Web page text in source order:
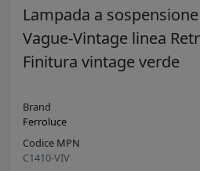
Lampada a
Vague-Vintage linea
Finitura vintage verde
Brand
Ferroluce
Codice MPN
C1410-VIV